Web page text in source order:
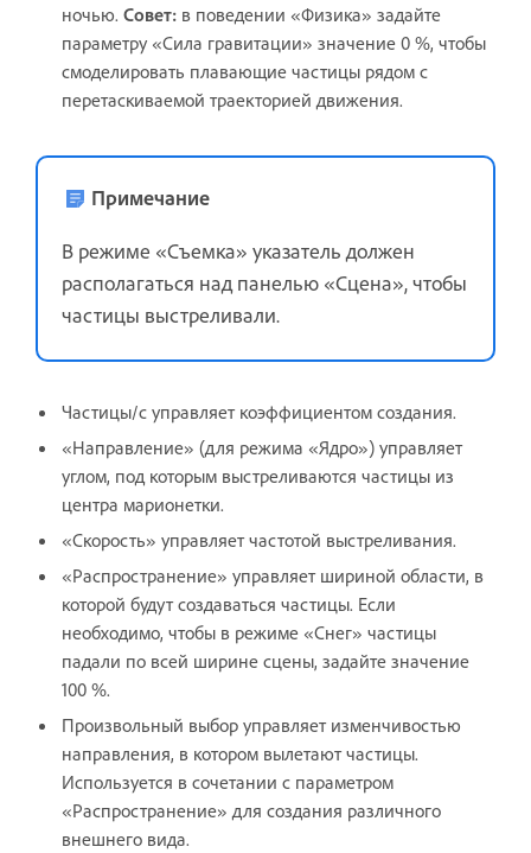
ночью. Совет: в поведении «Физика» задайте
параметру «Сила гравитации» значение 0 %, чтобы
смоделировать плавающие частицы рядом с
перетаскиваемой траекторией движения.
Примечание
В режиме «Съемка» указатель должен
располагаться над панелью «Сцена», чтобы
частицы выстреливали.
Частицы/с управляет коэффициентом создания.
«Направление» (для режима «Ядро») управляет
углом, под которым выстреливаются частицы из
центра марионетки.
«Скорость» управляет частотой выстреливания.
«Распространение» управляет шириной области, в
которой будут создаваться частицы. Если
необходимо, чтобы в режиме «Снег» частицы
падали по всей ширине сцены, задайте значение
100 %.
Произвольный выбор управляет изменчивостью
направления, в котором вылетают частицы.
Используется в сочетании с параметром
«Распространение» для создания различного
внешнего вида.